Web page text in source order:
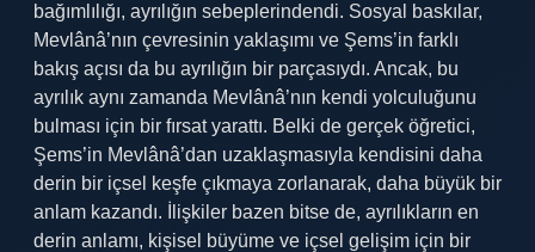
bağımlılığı, ayrılığın sebeplerindendi. Sosyal baskılar,
Mevlânâ’nın çevresinin yaklaşımı ve Şems’in farklı
bakış açısı da bu ayrılığın bir parçasıydı. Ancak, bu
ayrılık aynı zamanda Mevlânâ’nın kendi yolculuğunu
bulması için bir fırsat yarattı. Belki de gerçek öğretici,
Şems’in Mevlânâ’dan uzaklaşmasıyla kendisini daha
derin bir içsel keşfe çıkmaya zorlanarak, daha büyük bir
anlam kazandı. İlişkiler bazen bitse de, ayrılıkların en
derin anlamı, kişisel büyüme ve içsel gelişim için bir